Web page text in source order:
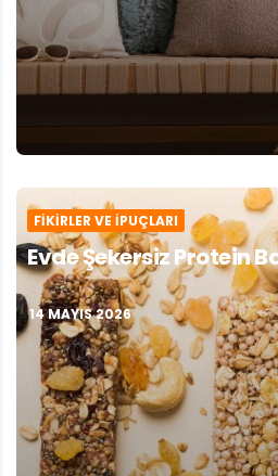
FIKIRLER VE İPUÇLARI
Evde Şekersiz Protein
14 MAYIS 2026